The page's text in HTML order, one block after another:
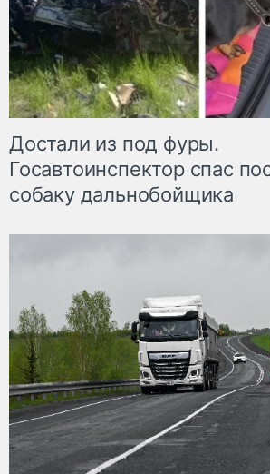
Достали из под фуры.
Госавтоинспектор спас
собаку дальнобойщика